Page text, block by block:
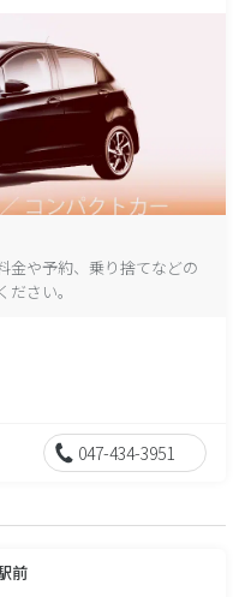
金や予約、乗り捨てなどの
さい。
047-434-3951
前